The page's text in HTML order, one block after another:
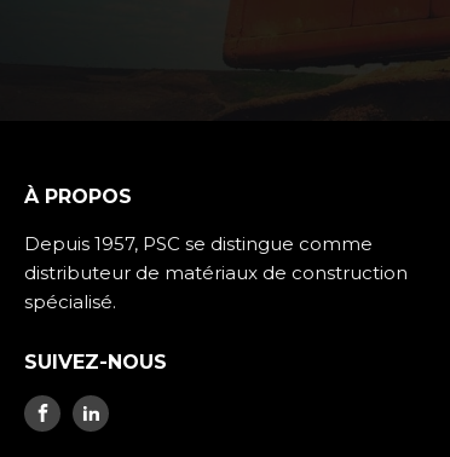
À PROPOS
Depuis 1957, PSC se distingue comme
distributeur de matériaux de construction
spécialisé.
SUIVEZ-NOUS